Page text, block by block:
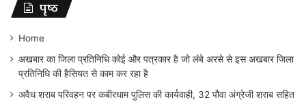
पृष्ठ
Home
अखबार का जिला प्रतिनिधि कोई और पत्रकार है जो लंबे अरसे से इस अखबार जिला
प्रतिनिधि की हैसियत से काम कर रहा है
अवैध शराब परिवहन पर कबीरधाम पुलिस की कार्यवाही, 32 पौवा अंग्रेजी शराब सहित